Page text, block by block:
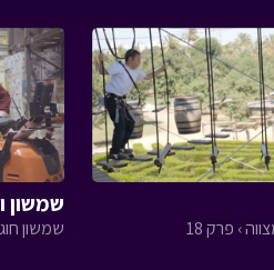
› פרק 18
שמשון
שמשון